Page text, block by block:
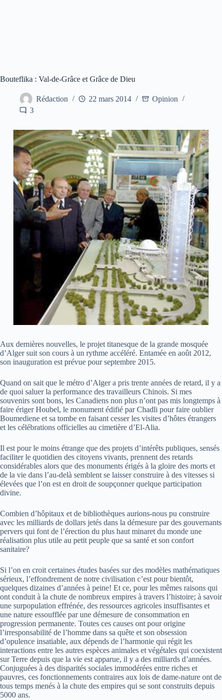
Bouteflika : Val-de-Grâce et Grâce de Dieu
Rédaction 22 mars 2014
Opinion
3
Aux dernières nouvelles, le projet titanesque de la grande mosquée
d’Alger suit son cours à un rythme accéléré. Entamée en août 2012,
son inauguration est prévue pour septembre 2015.
Quand on sait que le métro d’Alger a pris trente années de retard, il y a
de quoi saluer la performance des travailleurs Chinois. Si mes
souvenirs sont bons, les Canadiens non plus n’ont pas mis longtemps à
faire ériger Houbel, le monument édifié par Chadli pour faire oublier
Boumediene et sa tombe en faisant cesser les visites d’hôtes étrangers
et les célébrations officielles au cimetière d’El-Alia.
Il est pour le moins étrange que des projets d’intérêts publiques, sensés
faciliter le quotidien des citoyens vivants, prennent des retards
considérables alors que des monuments érigés à la gloire des morts et
de la vie dans l’au-delà semblent se laisser construire à des vitesses si
élevées que l’on est en droit de soupçonner quelque participation
divine.
Combien d’hôpitaux et de bibliothèques aurions-nous pu construire
avec les milliards de dollars jetés dans la démesure par des gouvernants
pervers qui font de l’érection du plus haut minaret du monde une
réalisation plus utile au petit peuple que sa santé et son confort
sanitaire?
Si l’on en croit certaines études basées sur des modèles mathématiques
sérieux, l’effondrement de notre civilisation c’est pour bientôt,
quelques dizaines d’années à peine! Et ce, pour les mêmes raisons qui
ont conduit à la chute de nombreux empires à travers l’histoire; à savoir
une surpopulation effrénée, des ressources agricoles insuffisantes et
une nature essoufflée par une démesure de consommation en
progression permanente. Toutes ces causes ont pour origine
l’irresponsabilité de l’homme dans sa quête et son obsession
d’opulence insatiable, aux dépends de l’harmonie qui régit les
interactions entre les autres espèces animales et végétales qui coexistent
sur Terre depuis que la vie est apparue, il y a des milliards d’années.
Conjuguées à des disparités sociales immodérées entre riches et
pauvres, ces fonctionnements contraires aux lois de dame-nature ont de
tous temps menés à la chute des empires qui se sont construits depuis
5000 ans.